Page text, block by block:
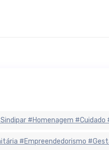
#Homenagem #Cuidado
#Empreendedorismo